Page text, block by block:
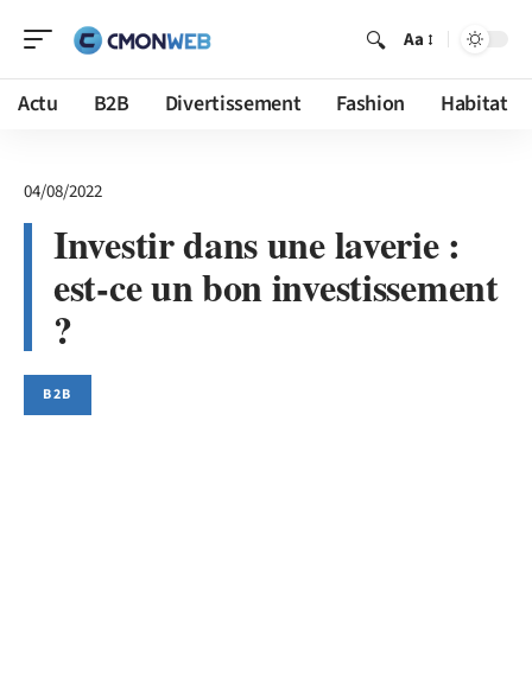
Aa
Actu B2B Divertissement Fashion Habitat
04/08/2022
Investir dans une laverie :
est-ce un bon investissement
?
B2B